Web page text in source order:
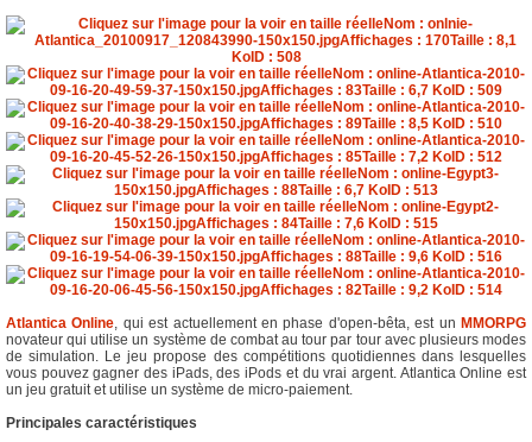
Atlantica Online, qui est actuellement en phase d'open-bêta, est un MMORPG
novateur qui utilise un système de combat au tour par tour avec plusieurs modes
de simulation. Le jeu propose des compétitions quotidiennes dans lesquelles
vous pouvez gagner des iPads, des iPods et du vrai argent. Atlantica Online est
un jeu gratuit et utilise un système de micro-paiement.
Principales caractéristiques